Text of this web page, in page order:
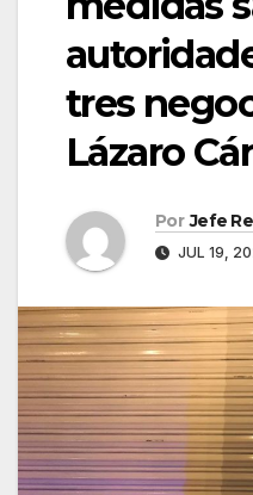
tres
Lázaro
Por Jefe
JUL 19,